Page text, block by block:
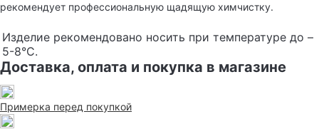
рекомендует профессиональную щадящую химчистку.
Изделие рекомендовано носить при температуре до –
5-8°С.
Доставка, оплата и покупка в магазине
Примерка перед покупкой